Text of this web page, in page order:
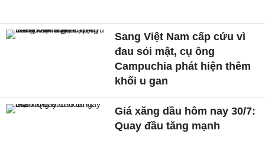
Sang Việt Nam cấp cứu vì
đau sỏi mật, cụ ông
Campuchia phát hiện thêm
khối u gan
Giá xăng dầu hôm nay 30/7:
Quay đầu tăng mạnh